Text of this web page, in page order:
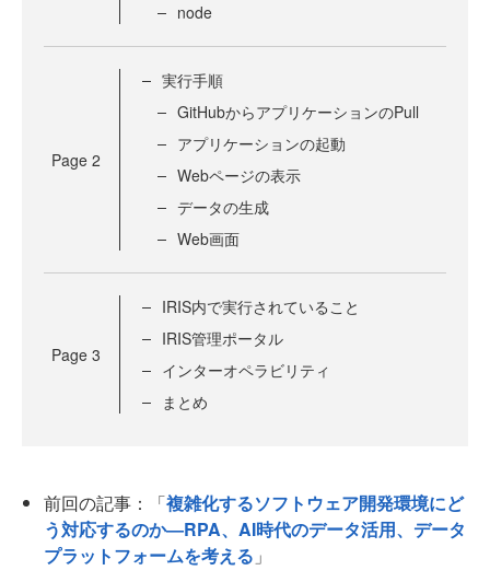
node
Page 2
実行手順
GitHubからアプリケーションのPull
アプリケーションの起動
Webページの表示
データの生成
Web画面
Page 3
IRIS内で実行されていること
IRIS管理ポータル
インターオペラビリティ
まとめ
前回の記事：「複雑化するソフトウェア開発環境にど
う対応するのか―RPA、AI時代のデータ活用、データ
プラットフォームを考える 」